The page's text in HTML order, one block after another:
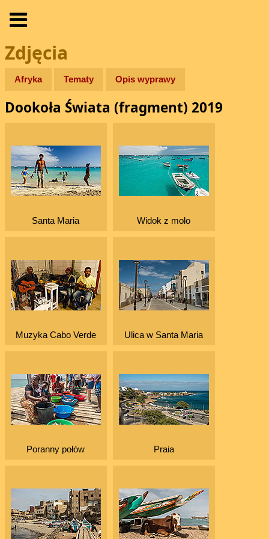
Zdjęcia
Afryka Tematy Opis wyprawy
Dookoła Świata (fragment) 2019
Santa Maria Widok z molo
Muzyka Cabo Verde Ulica w Santa Maria
Poranny połów Praia